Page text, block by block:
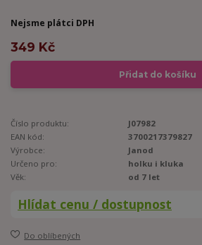
Nejsme plátci DPH
349 Kč
Přidat do košíku
Číslo produktu:
J07982
EAN kód:
3700217379827
Výrobce:
Janod
Určeno pro:
holku i kluka
Věk:
od 7 let
Hlídat cenu / dostupnost
Do oblíbených